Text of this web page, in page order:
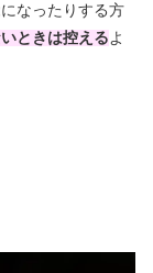
なったりする方
ときは控えるよ